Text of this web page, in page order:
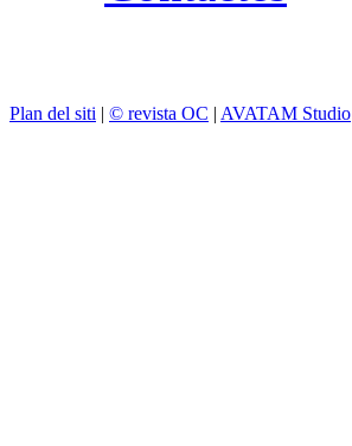
Plan del siti | © revista OC | AVATAM Studio